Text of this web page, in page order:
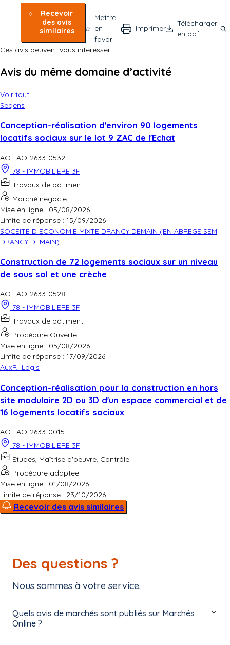
Recevoir
des avis
similaires
Mettre
en
favori
Imprimer
Télécharger
en pdf
Ces avis peuvent vous intéresser
Avis du même domaine d’activité
Voir tout
Seqens
Conception-réalisation d'environ 90 logements
locatifs sociaux sur le lot 9 ZAC de l'Echat
AO : AO-2633-0532
78 - IMMOBILIERE 3F
Travaux de bâtiment
Marché négocié
Mise en ligne : 05/08/2026
Limite de réponse : 15/09/2026
SOCEITE D ECONOMIE MIXTE DRANCY DEMAIN (EN ABREGE SEM
DRANCY DEMAIN)
Construction de 72 logements sociaux sur un niveau
de sous sol et une crèche
AO : AO-2633-0528
78 - IMMOBILIERE 3F
Travaux de bâtiment
Procédure Ouverte
Mise en ligne : 05/08/2026
Limite de réponse : 17/09/2026
AuxR_Logis
Conception-réalisation pour la construction en hors
site modulaire 2D ou 3D d'un espace commercial et de
16 logements locatifs sociaux
AO : AO-2633-0015
78 - IMMOBILIERE 3F
Etudes, Maîtrise d'oeuvre, Contrôle
Procédure adaptée
Mise en ligne : 01/08/2026
Limite de réponse : 23/10/2026
Recevoir des avis similaires
Des questions ?
Nous sommes à votre service.
Quels avis de marchés sont publiés sur Marchés
Online ?